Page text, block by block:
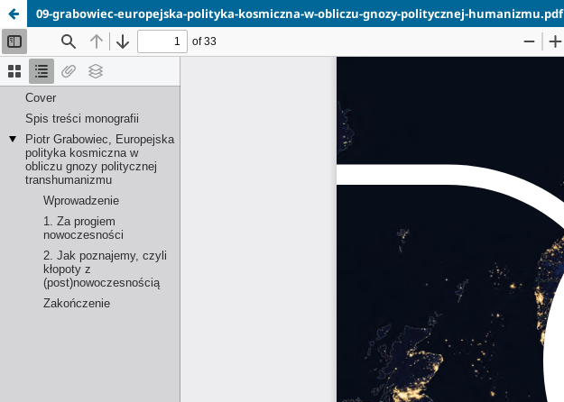
09-grabowiec-europejska-polityka-kosmiczna-w-obliczu-gnozy-politycznej-humanizmu.pdf